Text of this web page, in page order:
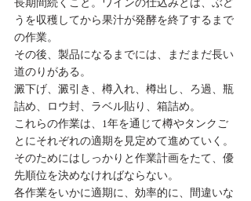
うを収穫してから果汁が発酵を終了するまで
の作業。
その後、製品になるまでには、まだまだ長い
道のりがある。
澱下げ、澱引き、樽入れ、樽出し、ろ過、瓶
詰め、ロウ封、ラベル貼り、箱詰め。
これらの作業は、1年を通じて樽やタンクご
とにそれぞれの適期を見定めて進めていく。
そのためにはしっかりと作業計画をたて、優
先順位を決めなければならない。
各作業をいかに適期に、効率的に、間違いな